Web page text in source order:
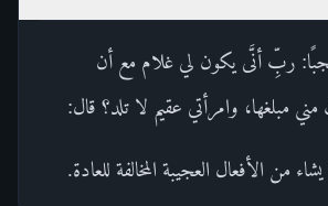
ربِّ أنَّى يكون لي غلام مع أن
مبلغها، وامرأتي عقيم لا تلد؟ قال:
من الأفعال العجيبة المخالفة للعادة.